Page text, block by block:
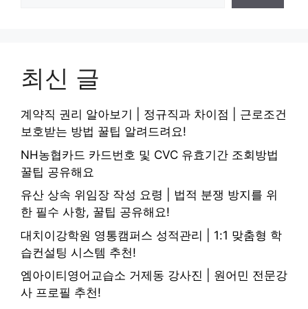
최신 글
계약직 권리 알아보기 | 정규직과 차이점 | 근로조건
보호받는 방법 꿀팁 알려드려요!
NH농협카드 카드번호 및 CVC 유효기간 조회방법
꿀팁 공유해요
유산 상속 위임장 작성 요령 | 법적 분쟁 방지를 위
한 필수 사항, 꿀팁 공유해요!
대치이강학원 영통캠퍼스 성적관리 | 1:1 맞춤형 학
습컨설팅 시스템 추천!
엠아이티영어교습소 거제동 강사진 | 원어민 전문강
사 프로필 추천!